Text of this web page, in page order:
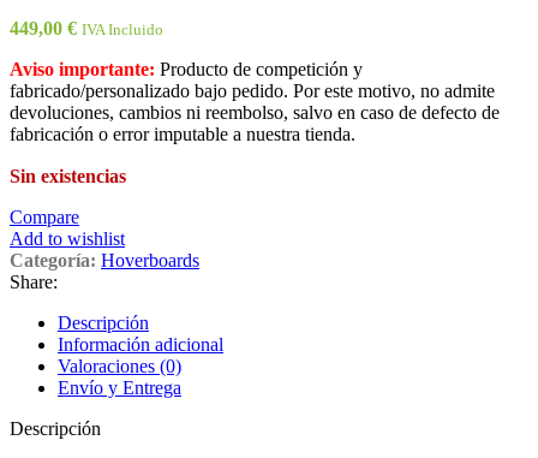
449,00 € IVA Incluido
Aviso importante: Producto de competición y
fabricado/personalizado bajo pedido. Por este motivo, no admite
devoluciones, cambios ni reembolso, salvo en caso de defecto de
fabricación o error imputable a nuestra tienda.
Sin existencias
Compare
Add to wishlist
Categoría: Hoverboards
Share:
Descripción
Información adicional
Valoraciones (0)
Envío y Entrega
Descripción